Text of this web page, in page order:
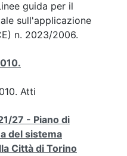
guida per il
sull'applicazione
n. 2023/2006.
Atti
27 - Piano di
del sistema
Città di Torino